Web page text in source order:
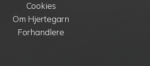
Cookies
Om Hjertegarn
Forhandlere